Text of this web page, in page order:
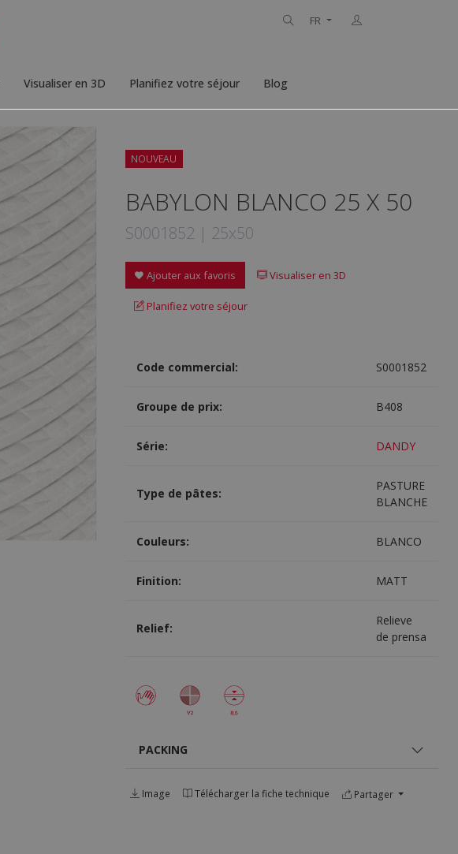
FR
Visualiser en 3D Planifiez votre séjour Blog
NOUVEAU
BABYLON BLANCO 25 X 50
S0001852 | 25x50
Ajouter aux favoris Visualiser en 3D
Planifiez votre séjour
Code commercial: S0001852
Groupe de prix: B408
Série: DANDY
Type de pâtes:
PASTURE
BLANCHE
Couleurs: BLANCO
Finition: MATT
Relief:
Relieve
de prensa
PACKING
Image Télécharger la fiche technique Partager